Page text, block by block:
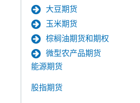
大豆期货
玉米期货
棕榈油期货和期权
微型农产品期货
能源期货
股指期货